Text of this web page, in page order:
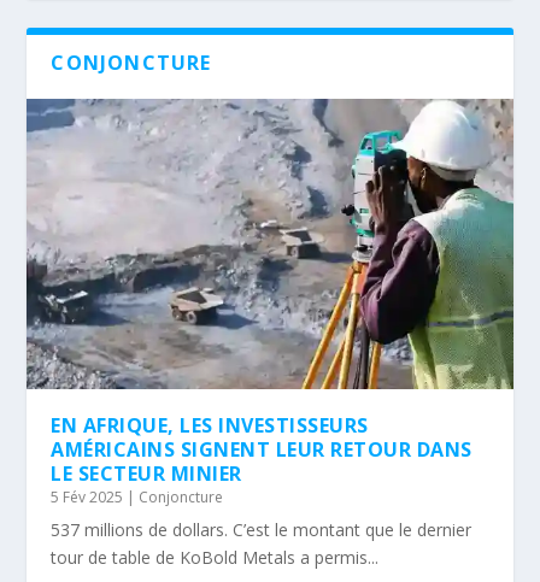
CONJONCTURE
EN AFRIQUE, LES INVESTISSEURS
AMÉRICAINS SIGNENT LEUR RETOUR DANS
LE SECTEUR MINIER
5 Fév 2025 Conjoncture
537 millions de dollars. C’est le montant que le dernier
tour de table de KoBold Metals a permis...